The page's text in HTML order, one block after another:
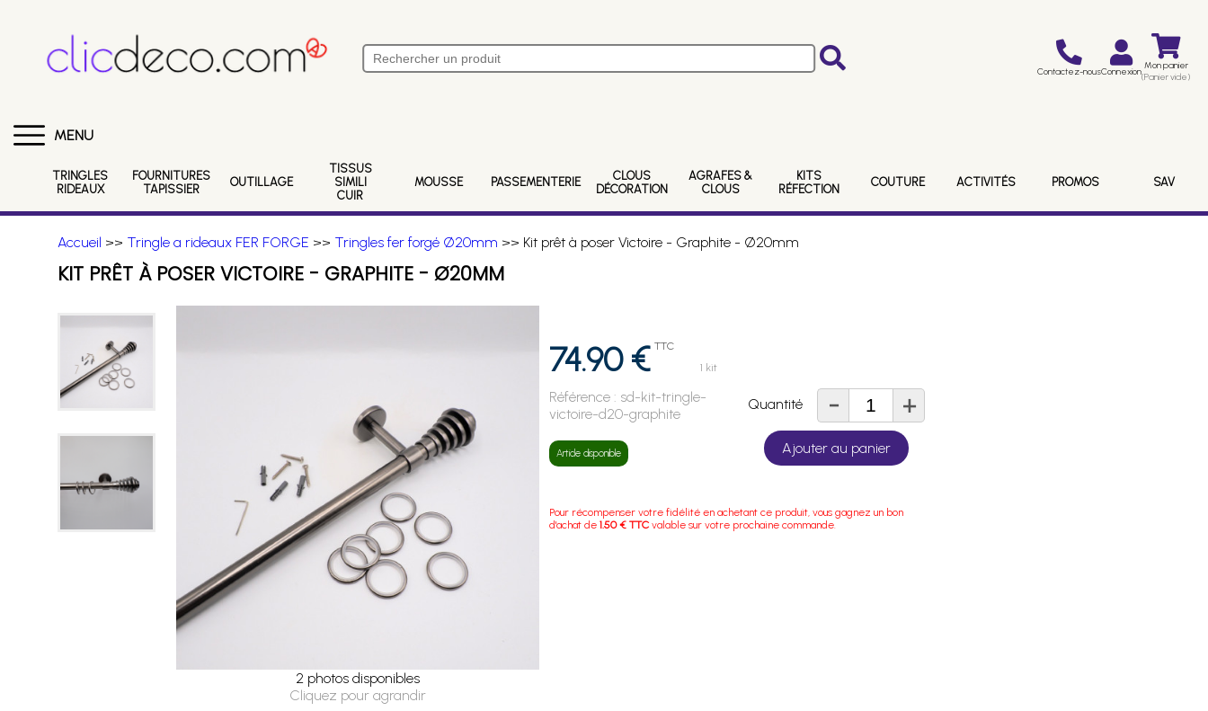
Contactez-nousConnexion Mon panier
(Panier vide)
MENU
TRINGLES
RIDEAUX
FOURNITURES
TAPISSIER
OUTILLAGE
TISSUS
SIMILI
CUIR
MOUSSE PASSEMENTERIE
CLOUS
DÉCORATION
AGRAFES &
CLOUS
KITS
RÉFECTION
COUTURE ACTIVITÉS PROMOS SAV
Accueil >> Tringle a rideaux FER FORGE >> Tringles fer forgé Ø20mm >> Kit prêt à poser Victoire - Graphite - Ø20mm
KIT PRÊT À POSER VICTOIRE - GRAPHITE - Ø20MM
2 photos disponibles
Cliquez pour agrandir
74.90 € TTC
1 kit
Référence : sd-kit-tringle-
victoire-d20-graphite
Article disponible
Quantité - +
Ajouter au panier
Pour récompenser votre fidélité en achetant ce produit, vous gagnez un bon
d'achat de1.50 € TTC valable sur votre prochaine commande.